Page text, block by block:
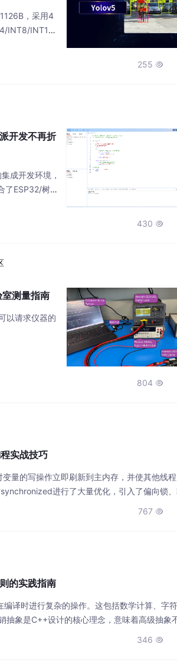
，采用4
INT8/INT16/
255 
开发不再折
成开发环境，
了ESP32/树莓
模型预览等
430 
测量指南
以请求仪器的
804 
实战技巧
量的写操作立即刷新到主内存，并使其他线
进行了大量优化，引入了偏向锁
767 
的实践指南
译时进行复杂的操作。这包括数学计算、字
抽象是C++设计的核心理念，意味着高级抽象
346 